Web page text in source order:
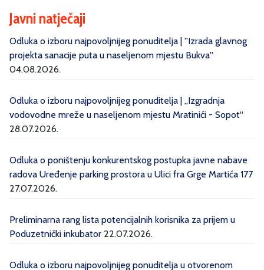
Javni natječaji
Odluka o izboru najpovoljnijeg ponuditelja | ''Izrada glavnog
projekta sanacije puta u naseljenom mjestu Bukva''
04.08.2026.
Odluka o izboru najpovoljnijeg ponuditelja | „Izgradnja
vodovodne mreže u naseljenom mjestu Mratinići - Sopot“
28.07.2026.
Odluka o poništenju konkurentskog postupka javne nabave
radova Uređenje parking prostora u Ulici fra Grge Martića 177
27.07.2026.
Preliminarna rang lista potencijalnih korisnika za prijem u
Poduzetnički inkubator 22.07.2026.
Odluka o izboru najpovoljnijeg ponuditelja u otvorenom